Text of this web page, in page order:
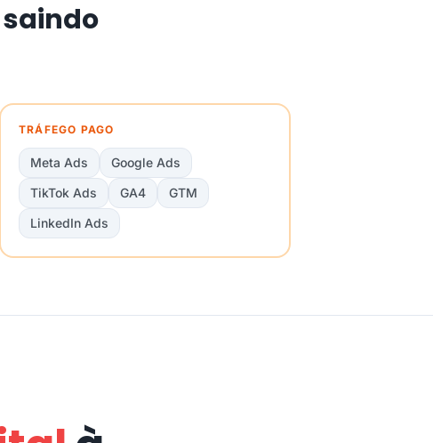
TRÁFEGO PAGO
Meta Ads
Google Ads
TikTok Ads
GA4
GTM
LinkedIn Ads